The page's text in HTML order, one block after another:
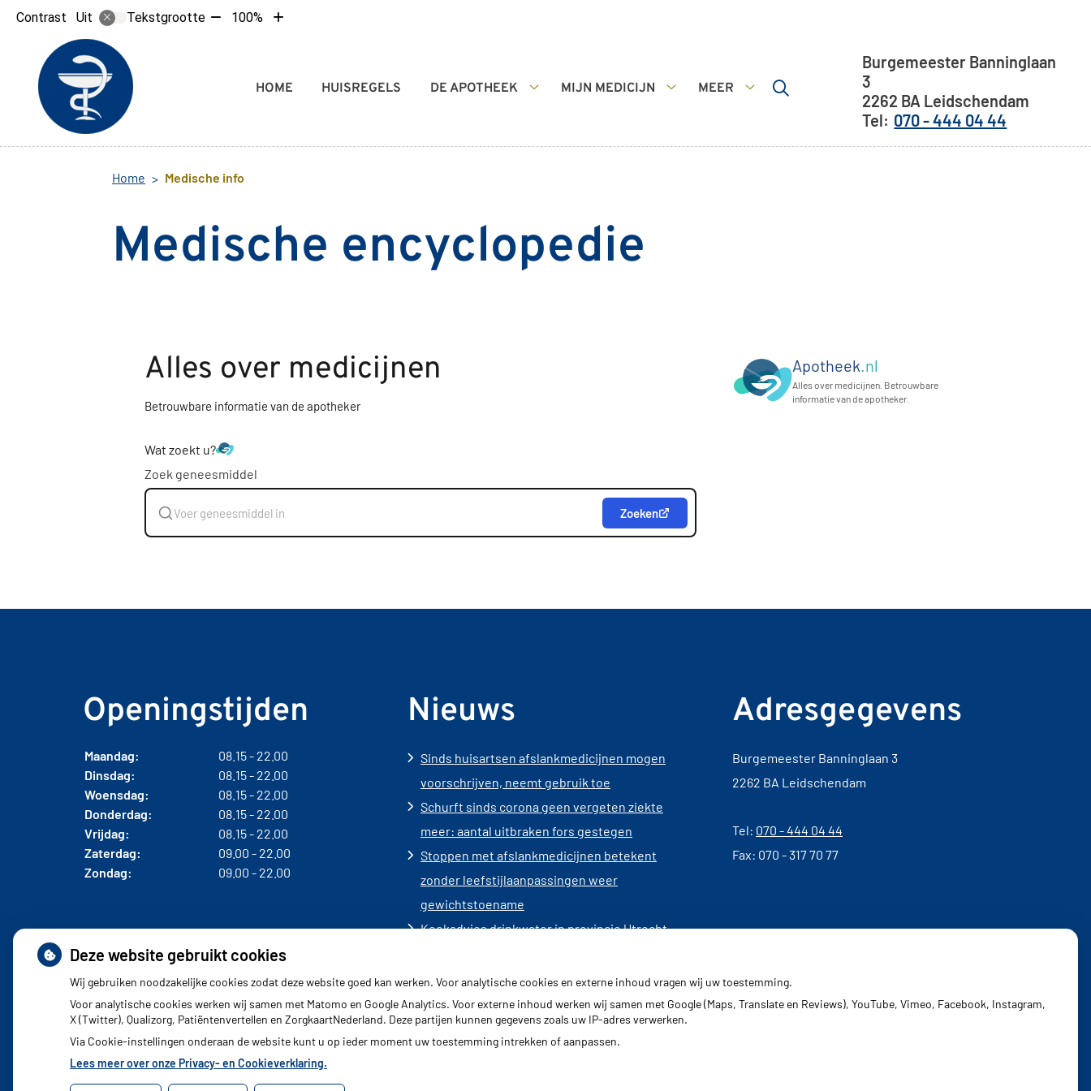
Contrast Uit Tekstgrootte Tekst100%
Tekst
Hoofdmenu
HOME HUISREGELS
DE APOTHEEK
MIJN MEDICIJN
MEER
Adresgegevens
Burgemeester Banninglaan
3
2262 BA Leidschendam
070 - 444 04 44
Home Medische info
Medische encyclopedie
Alles over medicijnen
Betrouwbare informatie van de apotheker
Apotheek.nl
Alles over medicijnen. Betrouwbare
informatie van de apotheker.
Wat zoekt u?
Zoek geneesmiddel
Zoeken
Openingstijden
Maandag:
08.15 - 22.00
Dinsdag:
08.15 - 22.00
Woensdag:
08.15 - 22.00
Donderdag:
08.15 - 22.00
Vrijdag:
08.15 - 22.00
Zaterdag:
09.00 - 22.00
Zondag:
09.00 - 22.00
Nieuws
Sinds huisartsen afslankmedicijnen mogen
voorschrijven, neemt gebruik toe
Schurft sinds corona geen vergeten ziekte
meer: aantal uitbraken fors gestegen
Stoppen met afslankmedicijnen betekent
zonder leefstijlaanpassingen weer
gewichtstoename
Kookadvies drinkwater in provincie Utrecht
Terugroepactie babyvoeding Nestlé: bacterie
kan baby’s ziek maken
Adresgegevens
Burgemeester Banninglaan 3
2262 BA Leidschendam
Tel: 070 - 444 04 44
Fax: 070 - 317 70 77
Deze website gebruikt cookies
Wij gebruiken noodzakelijke cookies zodat deze website goed kan werken. Voor analytische cookies en externe inhoud vragen wij uw toestemming.
Voor analytische cookies werken wij samen met Matomo en Google Analytics. Voor externe inhoud werken wij samen met Google (Maps, Translate en Reviews), YouTube, Vimeo, Facebook, Instagram,
X (Twitter), Qualizorg, Patiëntenvertellen en ZorgkaartNederland. Deze partijen kunnen gegevens zoals uw IP-adres verwerken.
Via Cookie-instellingen onderaan de website kunt u op ieder moment uw toestemming intrekken of aanpassen.
Lees meer over onze Privacy- en Cookieverklaring.